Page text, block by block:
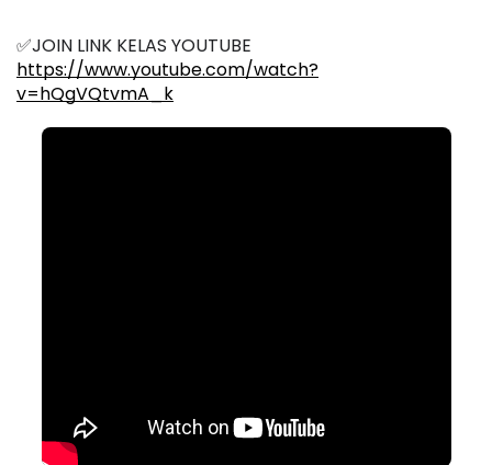
✅JOIN LINK KELAS YOUTUBE
https://www.youtube.com/watch?
v=hQgVQtvmA_k